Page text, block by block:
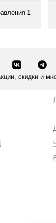
1
скидки и